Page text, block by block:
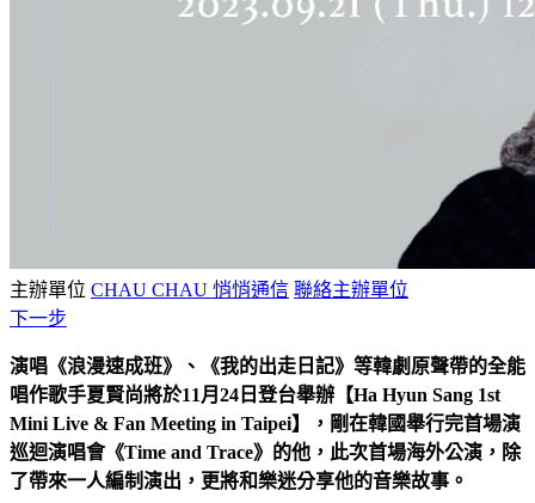
主辦單位 CHAU CHAU 悄悄通信 聯絡主辦單位
下一步
演唱《浪漫速成班》、《我的出走日記》等韓劇原聲帶的全能
唱作歌手夏賢尚將於11月24日登台舉辦【Ha Hyun Sang 1st
Mini Live & Fan Meeting in Taipei】，剛在韓國舉行完首場演
巡迴演唱會《Time and Trace》的他，此次首場海外公演，除
了帶來一人編制演出，更將和樂迷分享他的音樂故事。